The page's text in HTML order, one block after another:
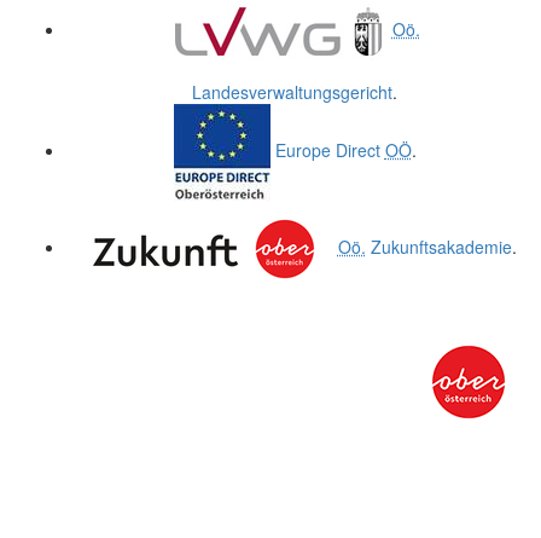
Oö.
Landesverwaltungsgericht.
Europe Direct OÖ.
Oö. Zukunftsakademie.